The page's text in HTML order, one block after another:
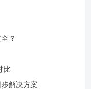
？
比
解决方案